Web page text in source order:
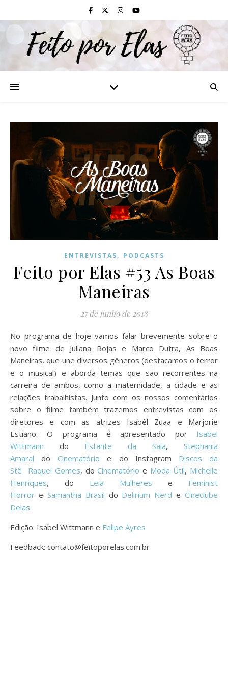
ENTREVISTAS, PODCASTS
Feito por Elas #53 As Boas
Maneiras
27 de junho de 2018
No programa de hoje vamos falar brevemente sobre o
novo filme de Juliana Rojas e Marco Dutra, As Boas
Maneiras, que une diversos gêneros (destacamos o terror
e o musical) e aborda temas que são recorrentes na
carreira de ambos, como a maternidade, a cidade e as
relações trabalhistas. Junto com os nossos comentários
sobre o filme também trazemos entrevistas com os
diretores e com as atrizes Isabél Zuaa e Marjorie
Estiano. O programa é apresentado por Isabel
Wittmann do Estante da Sala, Stephania
Amaral doCinematório e do Instagram Discos da
Stê
Raquel Gomes, doCinematório e Moda Útil, Michelle
Henriques, do Leia Mulheres e Feminist
Horror e Samantha Brasil do Delirium Nerd e Cineclube
Delas.
Edição: Isabel Wittmann e Felipe Ayres
Feedback: contato@feitoporelas.com.br